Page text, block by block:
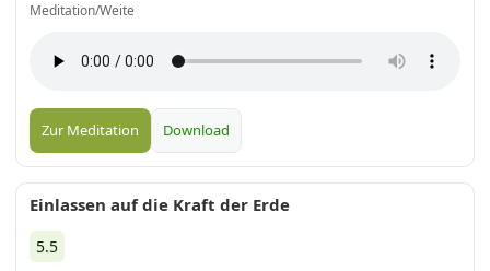
Meditation/Weite
Zur Meditation Download
Einlassen auf die Kraft der Erde
5.5